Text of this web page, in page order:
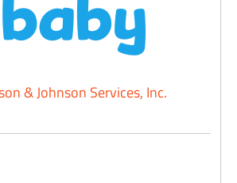
& Johnson Services, Inc.